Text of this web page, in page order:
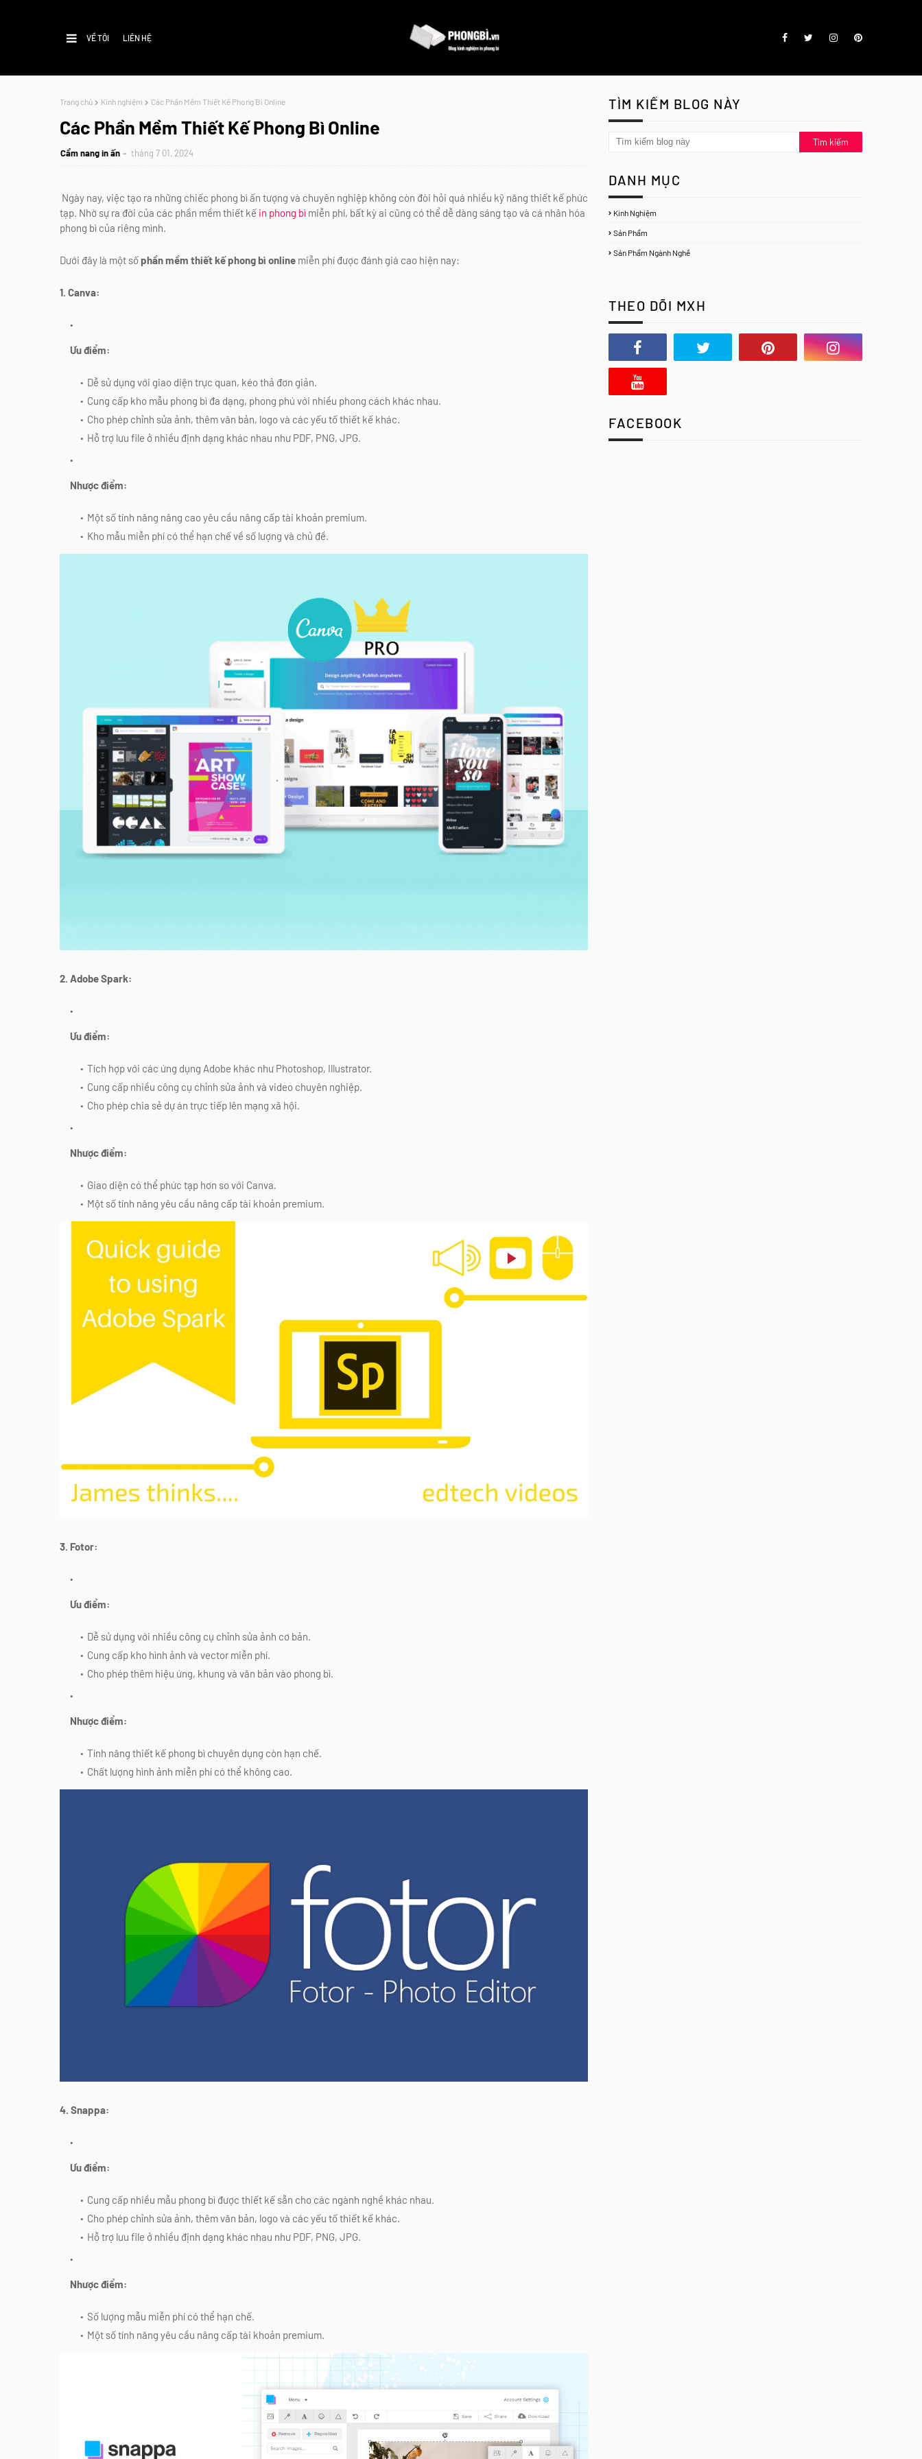
VỀ TÔI LIÊN HỆ
Trang chủ Kinh nghiệm Các Phần Mềm Thiết Kế Phong Bì Online
Các Phần Mềm Thiết Kế Phong Bì Online
Cẩm nang in ấn tháng 7 01, 2024
Ngày nay, việc tạo ra những chiếc phong bì ấn tượng và chuyên nghiệp không còn đòi hỏi quá nhiều kỹ năng thiết kế phức
tạp. Nhờ sự ra đời của các phần mềm thiết kế in phong bì miễn phí, bất kỳ ai cũng có thể dễ dàng sáng tạo và cá nhân hóa
phong bì của riêng mình.
Dưới đây là một sốphần mềm thiết kế phong bì online miễn phí được đánh giá cao hiện nay:
1. Canva:
Ưu điểm:
Dễ sử dụng với giao diện trực quan, kéo thả đơn giản.
Cung cấp kho mẫu phong bì đa dạng, phong phú với nhiều phong cách khác nhau.
Cho phép chỉnh sửa ảnh, thêm văn bản, logo và các yếu tố thiết kế khác.
Hỗ trợ lưu file ở nhiều định dạng khác nhau như PDF, PNG, JPG.
Nhược điểm:
Một số tính năng nâng cao yêu cầu nâng cấp tài khoản premium.
Kho mẫu miễn phí có thể hạn chế về số lượng và chủ đề.
2. Adobe Spark:
Ưu điểm:
Tích hợp với các ứng dụng Adobe khác như Photoshop, Illustrator.
Cung cấp nhiều công cụ chỉnh sửa ảnh và video chuyên nghiệp.
Cho phép chia sẻ dự án trực tiếp lên mạng xã hội.
Nhược điểm:
Giao diện có thể phức tạp hơn so với Canva.
Một số tính năng yêu cầu nâng cấp tài khoản premium.
3. Fotor:
Ưu điểm:
Dễ sử dụng với nhiều công cụ chỉnh sửa ảnh cơ bản.
Cung cấp kho hình ảnh và vector miễn phí.
Cho phép thêm hiệu ứng, khung và văn bản vào phong bì.
Nhược điểm:
Tính năng thiết kế phong bì chuyên dụng còn hạn chế.
Chất lượng hình ảnh miễn phí có thể không cao.
4. Snappa:
Ưu điểm:
Cung cấp nhiều mẫu phong bì được thiết kế sẵn cho các ngành nghề khác nhau.
Cho phép chỉnh sửa ảnh, thêm văn bản, logo và các yếu tố thiết kế khác.
Hỗ trợ lưu file ở nhiều định dạng khác nhau như PDF, PNG, JPG.
Nhược điểm:
Số lượng mẫu miễn phí có thể hạn chế.
Một số tính năng yêu cầu nâng cấp tài khoản premium.
TÌM KIẾM BLOG NÀY
DANH MỤC
Kinh Nghiệm
Sản Phẩm
Sản Phẩm Ngành Nghề
THEO DÕI MXH
FACEBOOK